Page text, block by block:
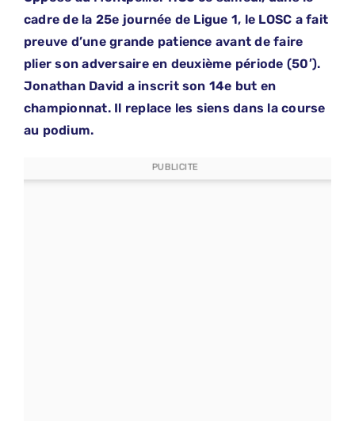
cadre de la 25e journée de Ligue 1, le LOSC a fait
preuve d’une grande patience avant de faire
plier son adversaire en deuxième période (50′).
Jonathan David a inscrit son 14e but en
championnat. Il replace les siens dans la course
au podium.
PUBLICITE